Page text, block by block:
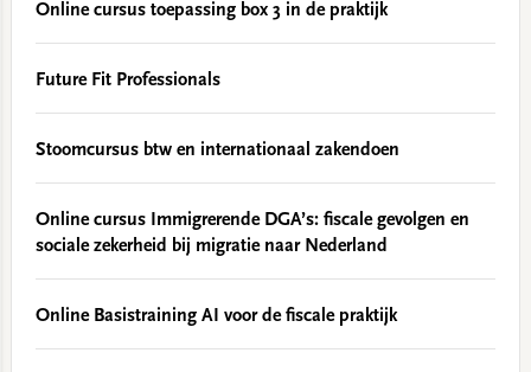
Online cursus toepassing box 3 in de praktijk
Future Fit Professionals
Stoomcursus btw en internationaal zakendoen
Online cursus Immigrerende DGA’s: fiscale gevolgen en
sociale zekerheid bij migratie naar Nederland
Online Basistraining AI voor de fiscale praktijk